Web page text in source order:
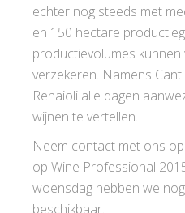
echter nog steeds met
en 150 hectare
productievolumes
verzekeren. Namens
Renaioli alle dagen
wijnen te vertellen.
Neem contact met ons
op Wine Professional
woensdag hebben we
beschikbaar.